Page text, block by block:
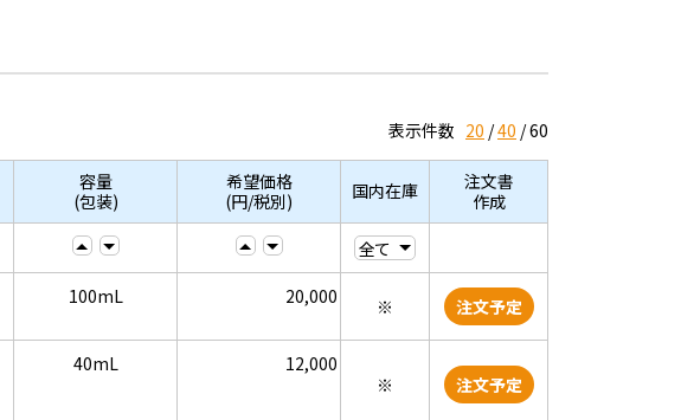
表示件数 20 40 60
容量
(包装)
希望価格
(円/税別)
国内在庫
注文書
作成
100mL 20,000 ※ 注文予定
40mL
12,000
※
注文予定